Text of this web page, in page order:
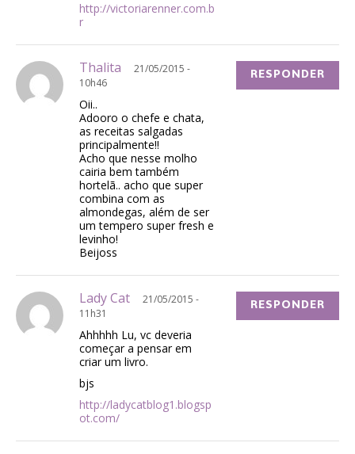
http://victoriarenner.com.b
r
Thalita
21/05/2015 -
10h46
Oii..
Adooro o chefe e chata,
as receitas salgadas
principalmente!!
Acho que nesse molho
cairia bem também
hortelã.. acho que super
combina com as
almondegas, além de ser
um tempero super fresh e
levinho!
Beijoss
RESPONDER
Lady Cat
21/05/2015 -
11h31
Ahhhhh Lu, vc deveria
começar a pensar em
criar um livro.
bjs
http://ladycatblog1.blogsp
ot.com/
RESPONDER